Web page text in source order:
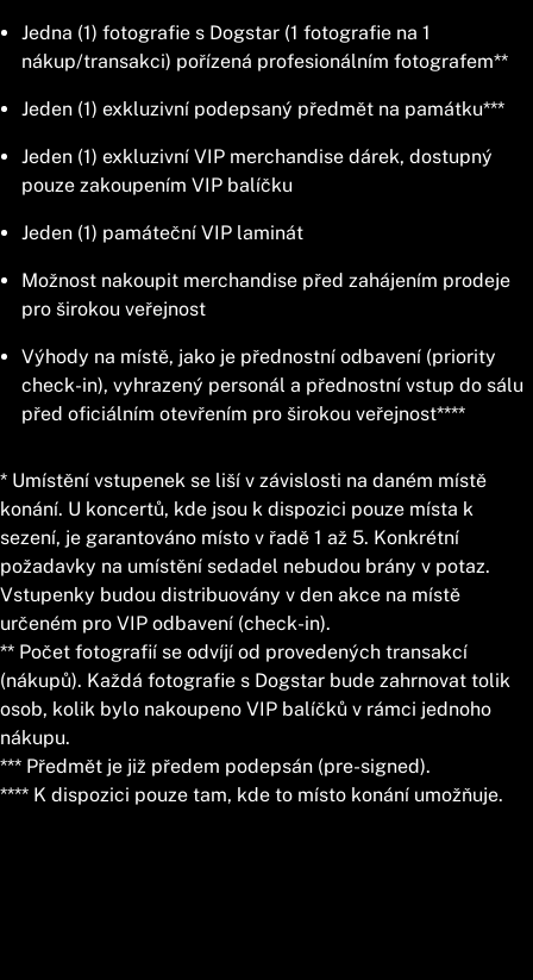
Jedna (1) fotografie s Dogstar (1 fotografie na 1
nákup/transakci) pořízená profesionálním fotografem**
Jeden (1) exkluzivní podepsaný předmět na památku***
Jeden (1) exkluzivní VIP merchandise dárek, dostupný
pouze zakoupením VIP balíčku
Jeden (1) památeční VIP laminát
Možnost nakoupit merchandise před zahájením prodeje
pro širokou veřejnost
Výhody na místě, jako je přednostní odbavení (priority
check-in), vyhrazený personál a přednostní vstup do sálu
před oficiálním otevřením pro širokou veřejnost****
* Umístění vstupenek se liší v závislosti na daném místě
konání. U koncertů, kde jsou k dispozici pouze místa k
sezení, je garantováno místo v řadě 1 až 5. Konkrétní
požadavky na umístění sedadel nebudou brány v potaz.
Vstupenky budou distribuovány v den akce na místě
určeném pro VIP odbavení (check-in).
** Počet fotografií se odvíjí od provedených transakcí
(nákupů). Každá fotografie s Dogstar bude zahrnovat tolik
osob, kolik bylo nakoupeno VIP balíčků v rámci jednoho
nákupu.
*** Předmět je již předem podepsán (pre-signed).
**** K dispozici pouze tam, kde to místo konání umožňuje.